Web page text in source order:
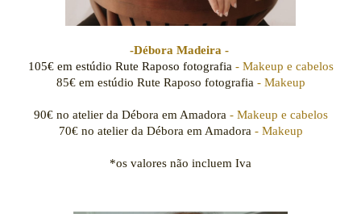
-Débora Madeira -
105€ em estúdio Rute Raposo fotografia - Makeup e cabelos
85€ em estúdio Rute Raposo fotografia - Makeup
90€ no atelier da Débora em Amadora - Makeup e cabelos
70€ no atelier da Débora em Amadora - Makeup
*os valores não incluem Iva